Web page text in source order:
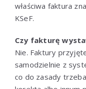
właściwa faktura
KSeF.
Czy fakturę
Nie. Faktury
samodzielnie z
co do zasady